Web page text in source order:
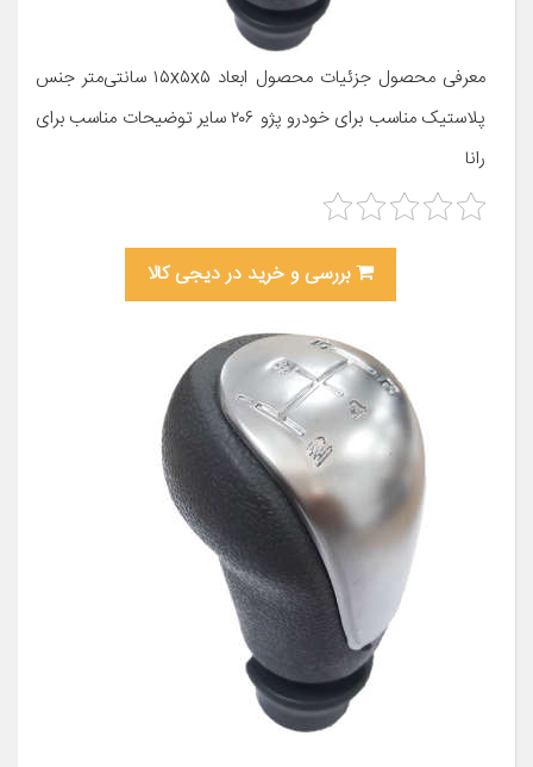
معرفی محصول جزئیات محصول ابعاد ۱۵x۵x۵ سانتی‌متر جنس
پلاستیک مناسب برای خودرو پژو ۲۰۶ سایر توضیحات مناسب برای
رانا
بررسی و خرید در دیجی کالا